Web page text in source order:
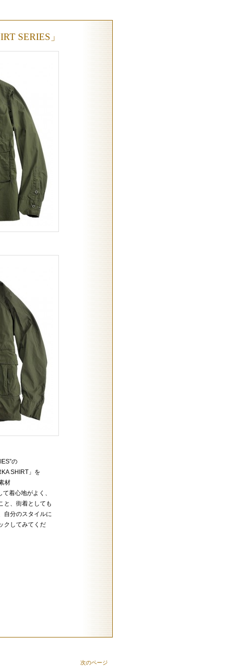
SERIES」
の
SHIRT」を
材
着心地がよく、
と、街着としても
自分のスタイルに
クしてみてくだ
次のページ